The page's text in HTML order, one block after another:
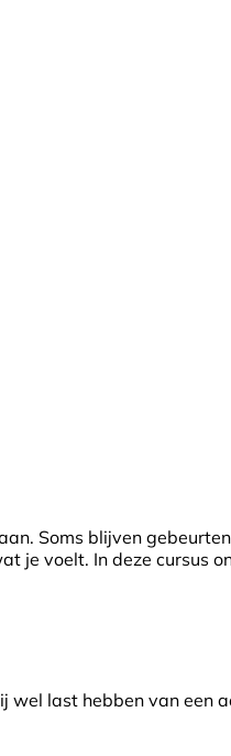
Soms blijven
voelt. In deze cursus
last hebben van